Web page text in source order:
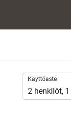
Käyttöaste
Käyttöaste
2 henkilöt, 1